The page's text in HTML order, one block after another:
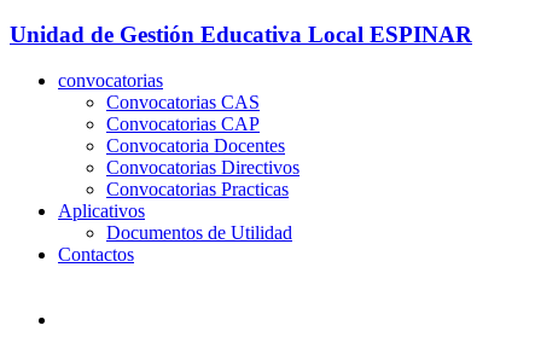
Unidad de Gestión Educativa Local ESPINAR
convocatorias
Convocatorias CAS
Convocatorias CAP
Convocatoria Docentes
Convocatorias Directivos
Convocatorias Practicas
Aplicativos
Documentos de Utilidad
Contactos